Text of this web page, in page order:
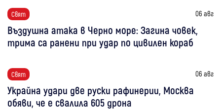
Свят 06 авг
Въздушна атака в Черно море: Загина човек,
трима са ранени при удар по цивилен кораб
Свят 06 авг
Украйна удари две руски рафинерии, Москва
обяви, че е свалила 605 дрона